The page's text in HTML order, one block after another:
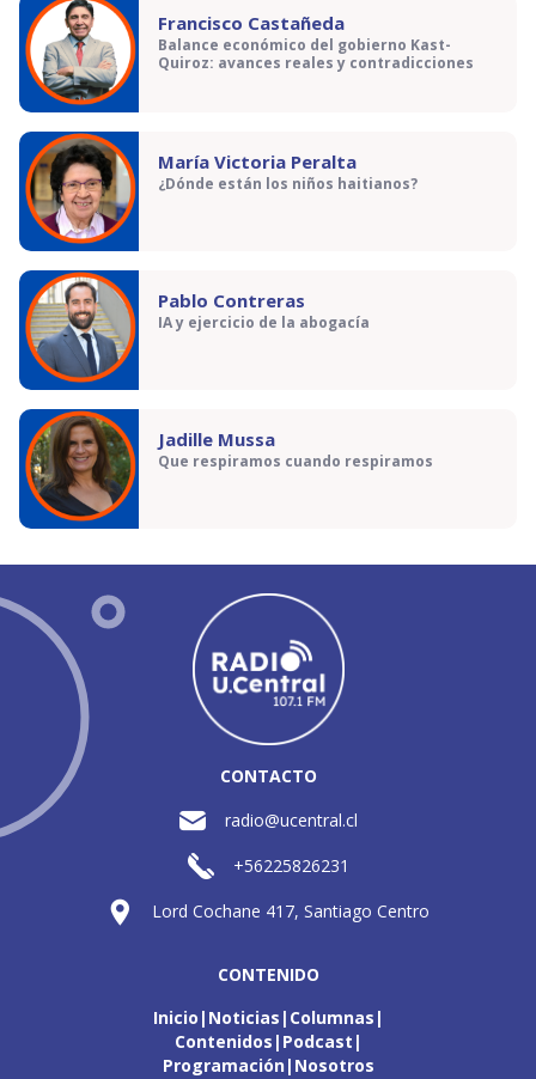
Francisco Castañeda
Balance económico del gobierno Kast-
Quiroz: avances reales y contradicciones
María Victoria Peralta
¿Dónde están los niños haitianos?
Pablo Contreras
IA y ejercicio de la abogacía
Jadille Mussa
Que respiramos cuando respiramos
CONTACTO
radio@ucentral.cl
+56225826231
Lord Cochane 417, Santiago Centro
CONTENIDO
Inicio Noticias Columnas
Contenidos Podcast
Programación Nosotros